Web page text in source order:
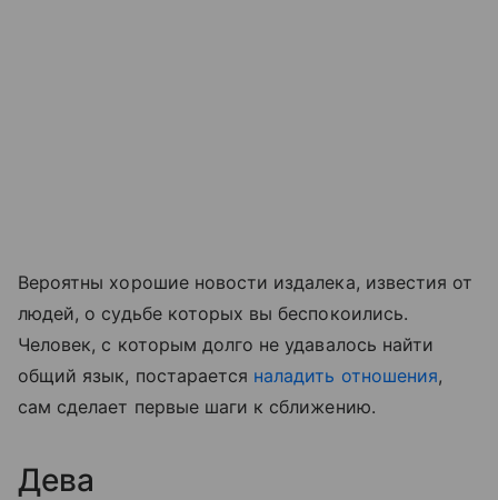
Вероятны хорошие новости издалека, известия от
людей, о судьбе которых вы беспокоились.
Человек, с которым долго не удавалось найти
общий язык, постарается наладить отношения,
сам сделает первые шаги к сближению.
Дева